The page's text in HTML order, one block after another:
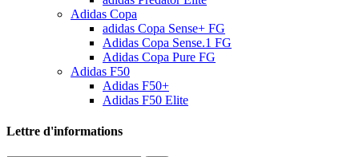
Adidas Copa
adidas Copa Sense+ FG
Adidas Copa Sense.1 FG
Adidas Copa Pure FG
Adidas F50
Adidas F50+
Adidas F50 Elite
Lettre d'informations